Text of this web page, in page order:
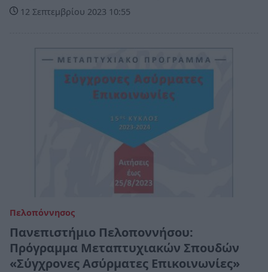
12 Σεπτεμβρίου 2023 10:55
Πελοπόννησος
Πανεπιστήμιο Πελοποννήσου:
Πρόγραμμα Μεταπτυχιακών Σπουδών
«Σύγχρονες Ασύρματες Επικοινωνίες»